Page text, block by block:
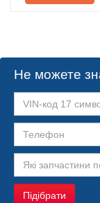
Не можете
Підібрати